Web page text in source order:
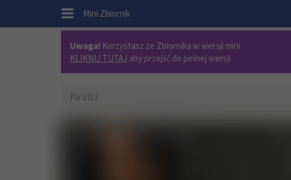
. Mini Zbiornik
Uwaga! Korzystasz ze Zbiornika w wersji mini.
KLIKNIJ TUTAJ aby przejść do pełnej wersji.
Para313